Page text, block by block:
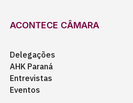
ACONTECE CÂMARA
Delegações
AHK Paraná
Entrevistas
Eventos